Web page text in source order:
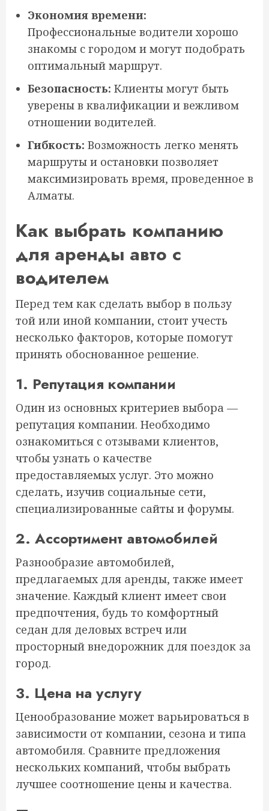
Экономия времени:
Профессиональные водители хорошо
знакомы с городом и могут подобрать
оптимальный маршрут.
Безопасность: Клиенты могут быть
уверены в квалификации и вежливом
отношении водителей.
Гибкость: Возможность легко менять
маршруты и остановки позволяет
максимизировать время, проведенное в
Алматы.
Как выбрать компанию
для аренды авто с
водителем
Перед тем как сделать выбор в пользу
той или иной компании, стоит учесть
несколько факторов, которые помогут
принять обоснованное решение.
1. Репутация компании
Один из основных критериев выбора —
репутация компании. Необходимо
ознакомиться с отзывами клиентов,
чтобы узнать о качестве
предоставляемых услуг. Это можно
сделать, изучив социальные сети,
специализированные сайты и форумы.
2. Ассортимент автомобилей
Разнообразие автомобилей,
предлагаемых для аренды, также имеет
значение. Каждый клиент имеет свои
предпочтения, будь то комфортный
седан для деловых встреч или
просторный внедорожник для поездок за
город.
3. Цена на услугу
Ценообразование может варьироваться в
зависимости от компании, сезона и типа
автомобиля. Сравните предложения
нескольких компаний, чтобы выбрать
лучшее соотношение цены и качества.